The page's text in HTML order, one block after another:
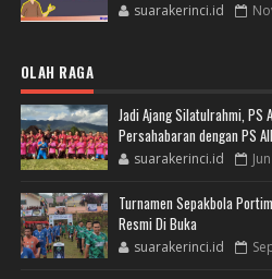
suarakerinci.id
OLAH RAGA
Jadi Ajang Silatulrahmi, PS
Persahabaran dengan PS
suarakerinci.id
Turnamen Sepakbola
Resmi Di Buka
suarakerinci.id